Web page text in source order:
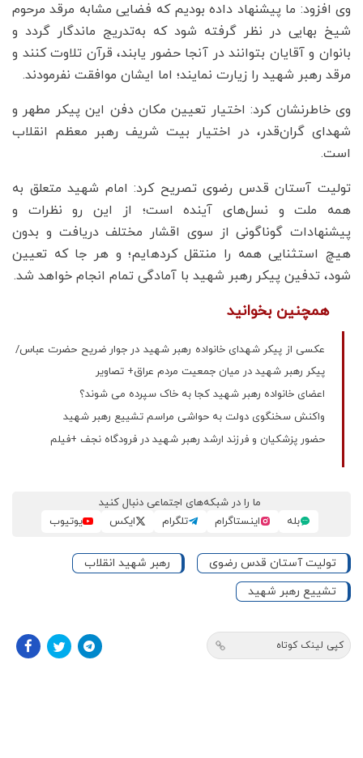
وی افزود: ما پیشنهاد داده بودیم که فضایی مشابه مرقد مرحوم
شیخ بهایی در نظر گرفته شود که به‌تدریج ماندگار گردد و
بانوان و آقایان بتوانند در آنجا حضور یابند، قرآن تلاوت کنند و
مرقد رهبر شهید را زیارت نمایند؛ اما ایشان موافقت نفرمودند.
وی خاطرنشان کرد: اختیار تعیین مکان دفن این پیکر مطهر و
شهدای گران‌قدر، در اختیار بیت شریف رهبر معظم انقلاب
است.
تولیت آستان قدس رضوی تصریح کرد: امام شهید متعلق به
همه ملت و نسل‌های آینده است؛ از این رو نظرات و
پیشنهادات گوناگونی از سوی اقشار مختلف دریافت و بدون
هیچ استثنایی همه را منتقل کرده‎ایم؛ و هر جا که تعیین
شود، تدفین پیکر رهبر شهید با آمادگی تمام انجام خواهد شد.
همچنین بخوانید
عکسی از پیکر شهدای خانواده رهبر شهید در جوار ضریح حضرت عباس/
پیکر رهبر شهید در میان جمعیت مردم عراق+ تصاویر
اعضای خانواده رهبر شهید کجا به خاک سپرده می شوند؟
واکنش سخنگوی دولت به حواشی مراسم تشییع رهبر شهید
حضور پزشکیان و فرزند ارشد رهبر شهید در فرودگاه نجف +فیلم
ما را در شبکه‌های اجتماعی دنبال کنید
بله
اینستاگرام تلگرام ایکس یوتیوب
تولیت آستان قدس رضوی
رهبر شهید انقلاب
تشییع رهبر شهید
کپی لینک کوتاه